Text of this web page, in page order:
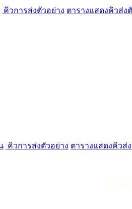
คิวการส่งตัวอย่าง ตารางแสดงคิวส่ง